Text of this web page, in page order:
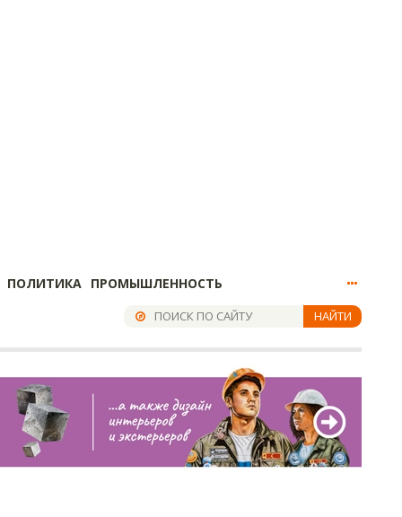
ПОЛИТИКА ПРОМЫШЛЕННОСТЬ
НАЙТИ